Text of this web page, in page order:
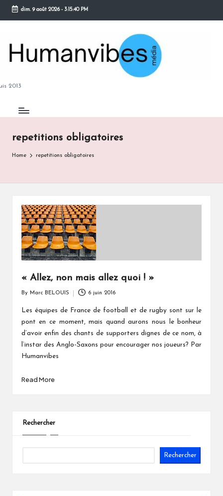
Skip
content
dim. 9 août 2026- 3:15:41 PM
2013
repetitions obligatoires
Home repetitions obligatoires
« Allez, non mais allez quoi ! »
by
By Marc BELOUIS 6 juin 2016
Les équipes de France de football et de rugby sont sur le
pont en ce moment, mais quand aurons nous le bonheur
d’avoir enfin des chants de supporters dignes de ce nom, à
l’instar des Anglo-Saxons pour encourager nos joueurs? Par
Humanvibes
Read More
Rechercher
Rechercher